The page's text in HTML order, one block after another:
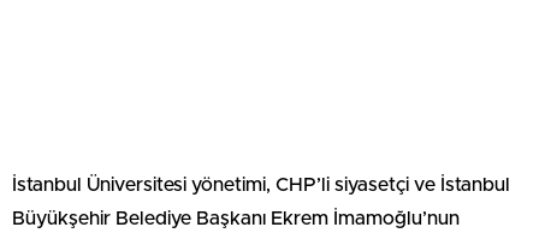
İstanbul Üniversitesi yönetimi, CHP’li siyasetçi ve İstanbul
Büyükşehir Belediye Başkanı Ekrem İmamoğlu’nun